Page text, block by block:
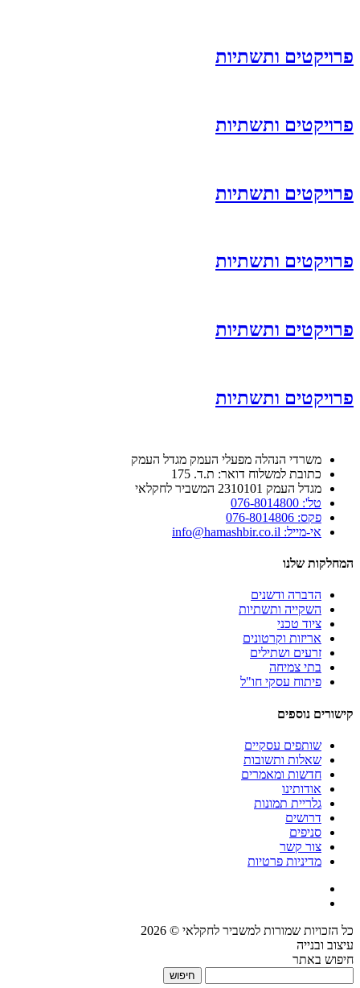
פרויקטים ותשתיות
פרויקטים ותשתיות
פרויקטים ותשתיות
פרויקטים ותשתיות
פרויקטים ותשתיות
פרויקטים ותשתיות
משרדי הנהלה מפעלי העמק מגדל העמק
כתובת למשלוח דואר: ת.ד. 175
מגדל העמק 2310101 המשביר לחקלאי
טל': 076-8014800
פקס: 076-8014806
אי-מייל: info@hamashbir.co.il
המחלקות שלנו
הדברה ודשנים
השקייה ותשתיות
ציוד טכני
אריזות וקרטונים
זרעים ושתילים
בתי צמיחה
פיתוח עסקי חו"ל
קישורים נוספים
שותפים עסקיים
שאלות ותשובות
חדשות ומאמרים
אודותינו
גלריית תמונות
דרושים
סניפים
צור קשר
מדיניות פרטיות
כל הזכויות שמורות למשביר לחקלאי © 2026
עיצוב ובנייה
חיפוש באתר